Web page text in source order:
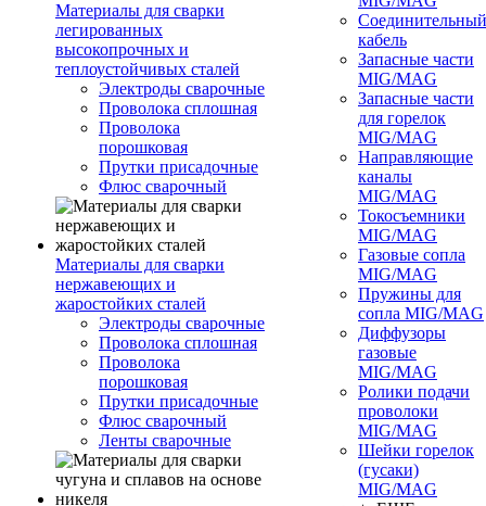
Материалы для сварки
легированных
высокопрочных и
теплоустойчивых сталей
Электроды сварочные
Проволока сплошная
Проволока
порошковая
Прутки присадочные
Флюс сварочный
Материалы для сварки
нержавеющих и
жаростойких сталей
Электроды сварочные
Проволока сплошная
Проволока
порошковая
Прутки присадочные
Флюс сварочный
Ленты сварочные
Соединительный
кабель
Запасные части
MIG/MAG
Запасные части
для горелок
MIG/MAG
Направляющие
каналы
MIG/MAG
Токосъемники
MIG/MAG
Газовые сопла
MIG/MAG
Пружины для
сопла MIG/MAG
Диффузоры
газовые
MIG/MAG
Ролики подачи
проволоки
MIG/MAG
Шейки горелок
(гусаки)
MIG/MAG